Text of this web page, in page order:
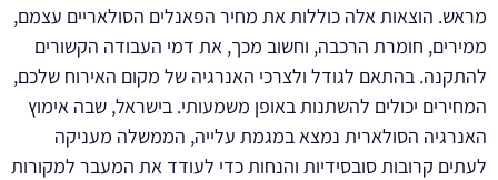
מראש. הוצאות אלה כוללות את מחיר הפאנלים הסולאריים עצמם,
ממירים, חומרת הרכבה, וחשוב מכך, את דמי העבודה הקשורים
להתקנה. בהתאם לגודל ולצרכי האנרגיה של מקום האירוח שלכם,
המחירים יכולים להשתנות באופן משמעותי. בישראל, שבה אימוץ
האנרגיה הסולארית נמצא במגמת עלייה, הממשלה מעניקה
לעתים קרובות סובסידיות והנחות כדי לעודד את המעבר למקורות